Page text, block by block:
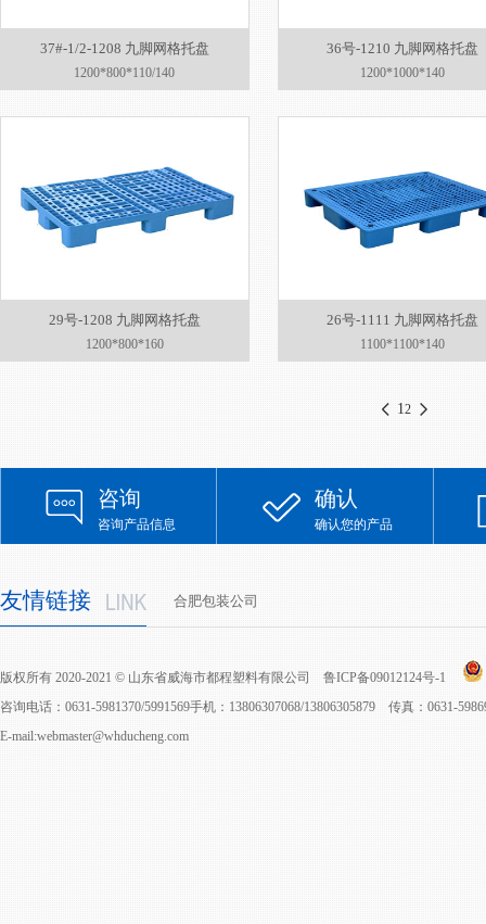
37#-1/2-1208 九脚网格托盘
1200*800*110/140
36号-1210 九脚网格托盘
1200*1000*140
29号-1208 九脚网格托盘
1200*800*160
26号-1111 九脚网格托盘
1100*1100*140
12
咨询
咨询产品信息
确认
确认您的产品
友情链接 合肥包装公司
版权所有 2020-2021 © 山东省威海市都程塑料有限公司 鲁ICP备09012124号-1
咨询电话：0631-5981370/5991569手机：13806307068/13806305879 传真：0631-
E-mail:webmaster@whducheng.com